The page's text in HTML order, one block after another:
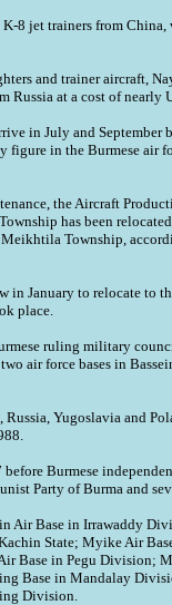
8 jet trainers from
and trainer aircraft,
Russia at a cost of nearly
in July and September
figure in the Burmese air
the Aircraft
has been
Township,
in January to relocate to
place.
ruling military
air force bases in
Yugoslavia and
Burmese
Party of Burma and
Air Base in Irrawaddy
State; Myike Air
Base in Pegu Division;
Base in Mandalay
Division.